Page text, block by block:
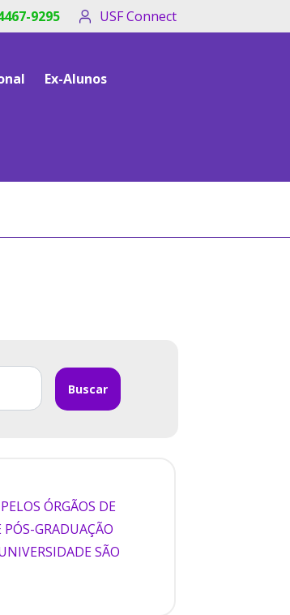
9295 USF Connect
Ex-Alunos
Buscar
ÓRGÃOS DE
GRADUAÇÃO
SÃO